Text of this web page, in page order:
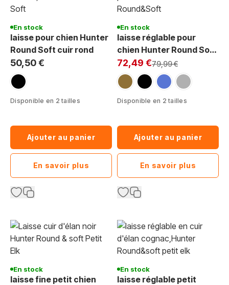
En stock
laisse pour chien Hunter
Round Soft cuir rond
50,50 €
noir
Disponible en 2 tailles
Ajouter au panier
En savoir plus
En stock
laisse réglable pour
chien Hunter Round Soft
cuir rond
Exclu Web:
72,49 €Prix normal
79,99 €
marronnoir bleu gris
Disponible en 2 tailles
Ajouter au panier
En savoir plus
En stock
laisse fine petit chien
En stock
laisse réglable petit